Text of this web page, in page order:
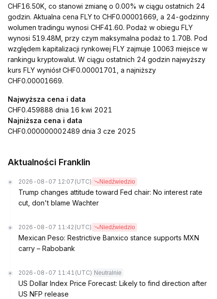
CHF16.50K, co stanowi zmianę o 0.00% w ciągu ostatnich 24
godzin. Aktualna cena FLY to CHF0.00001669, a 24-godzinny
wolumen tradingu wynosi CHF41.60. Podaż w obiegu FLY
wynosi 519.48M, przy czym maksymalna podaż to 1.70B. Pod
względem kapitalizacji rynkowej FLY zajmuje 10063 miejsce w
rankingu kryptowalut. W ciągu ostatnich 24 godzin najwyższy
kurs FLY wyniósł CHF0.00001701, a najniższy
CHF0.00001669.
Najwyższa cena i data
CHF0.459888 dnia 16 kwi 2021
Najniższa cena i data
CHF0.000000002489 dnia 3 cze 2025
Aktualności Franklin
2026-08-07 12:07 (UTC) Niedźwiedzio
Trump changes attitude toward Fed chair: No interest rate
cut, don't blame Wachter
2026-08-07 11:42 (UTC) Niedźwiedzio
Mexican Peso: Restrictive Banxico stance supports MXN
carry – Rabobank
2026-08-07 11:41 (UTC) Neutralnie
US Dollar Index Price Forecast: Likely to find direction after
US NFP release